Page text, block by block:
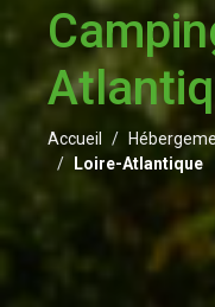
Accueil
Loire-Atlantique